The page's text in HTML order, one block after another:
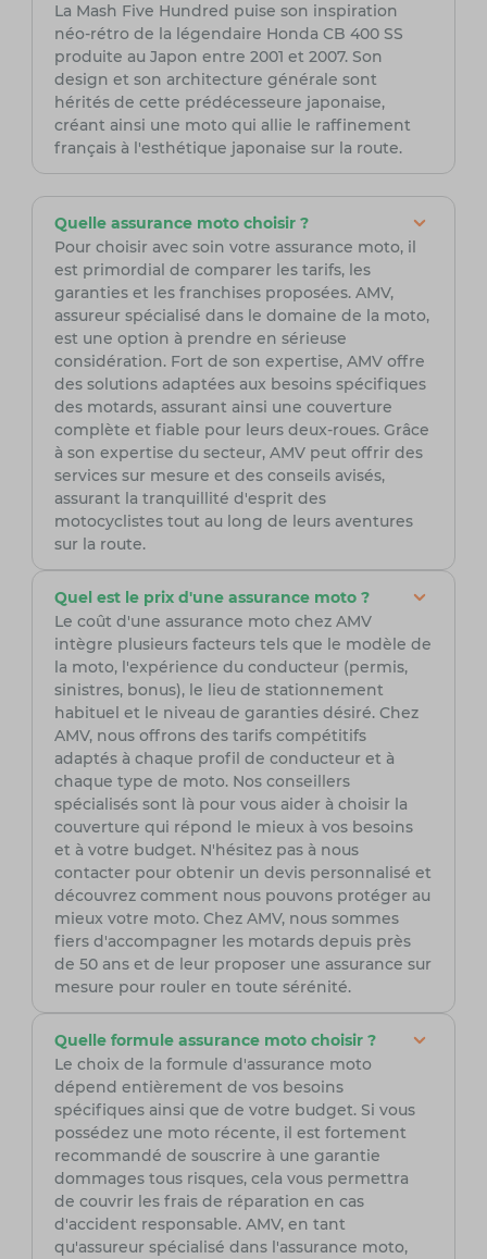
La Mash Five Hundred puise son inspiration
néo-rétro de la légendaire Honda CB 400 SS
produite au Japon entre 2001 et 2007. Son
design et son architecture générale sont
hérités de cette prédécesseure japonaise,
créant ainsi une moto qui allie le raffinement
français à l'esthétique japonaise sur la route.
Quelle assurance moto choisir ?
Pour choisir avec soin votre assurance moto, il
est primordial de comparer les tarifs, les
garanties et les franchises proposées. AMV,
assureur spécialisé dans le domaine de la moto,
est une option à prendre en sérieuse
considération. Fort de son expertise, AMV offre
des solutions adaptées aux besoins spécifiques
des motards, assurant ainsi une couverture
complète et fiable pour leurs deux-roues. Grâce
à son expertise du secteur, AMV peut offrir des
services sur mesure et des conseils avisés,
assurant la tranquillité d'esprit des
motocyclistes tout au long de leurs aventures
sur la route.
Quel est le prix d'une assurance moto ?
Le coût d'une assurance moto chez AMV
intègre plusieurs facteurs tels que le modèle de
la moto, l'expérience du conducteur (permis,
sinistres, bonus), le lieu de stationnement
habituel et le niveau de garanties désiré. Chez
AMV, nous offrons des tarifs compétitifs
adaptés à chaque profil de conducteur et à
chaque type de moto. Nos conseillers
spécialisés sont là pour vous aider à choisir la
couverture qui répond le mieux à vos besoins
et à votre budget. N'hésitez pas à nous
contacter pour obtenir un devis personnalisé et
découvrez comment nous pouvons protéger au
mieux votre moto. Chez AMV, nous sommes
fiers d'accompagner les motards depuis près
de 50 ans et de leur proposer une assurance sur
mesure pour rouler en toute sérénité.
Quelle formule assurance moto choisir ?
Le choix de la formule d'assurance moto
dépend entièrement de vos besoins
spécifiques ainsi que de votre budget. Si vous
possédez une moto récente, il est fortement
recommandé de souscrire à une garantie
dommages tous risques, cela vous permettra
de couvrir les frais de réparation en cas
d'accident responsable. AMV, en tant
qu'assureur spécialisé dans l'assurance moto,